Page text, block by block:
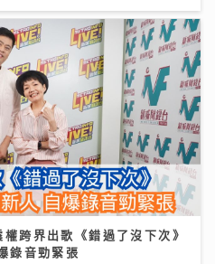
跨界出歌《錯過了沒下次》
錄音勁緊張
美食坊演出 女團成員分享睇